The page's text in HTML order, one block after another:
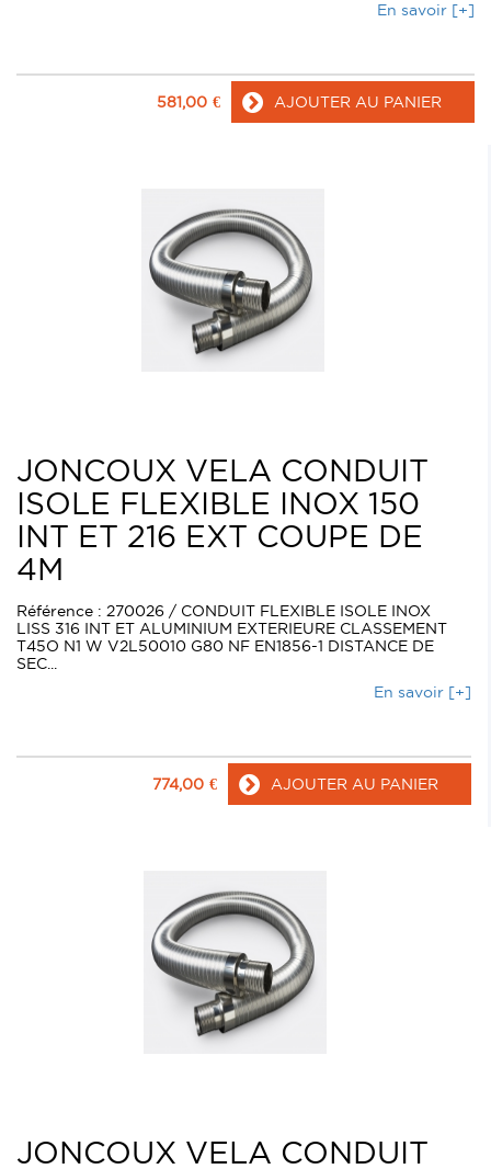
En savoir [+]
581,00 € AJOUTER AU PANIER
JONCOUX VELA CONDUIT
ISOLE FLEXIBLE INOX 150
INT ET 216 EXT COUPE DE
4M
Référence : 270026 / CONDUIT FLEXIBLE ISOLE INOX
LISS 316 INT ET ALUMINIUM EXTERIEURE CLASSEMENT
T45O N1 W V2L50010 G80 NF EN1856-1 DISTANCE DE
SEC...
En savoir [+]
774,00 € AJOUTER AU PANIER
JONCOUX VELA CONDUIT